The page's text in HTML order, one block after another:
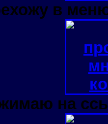
в
на